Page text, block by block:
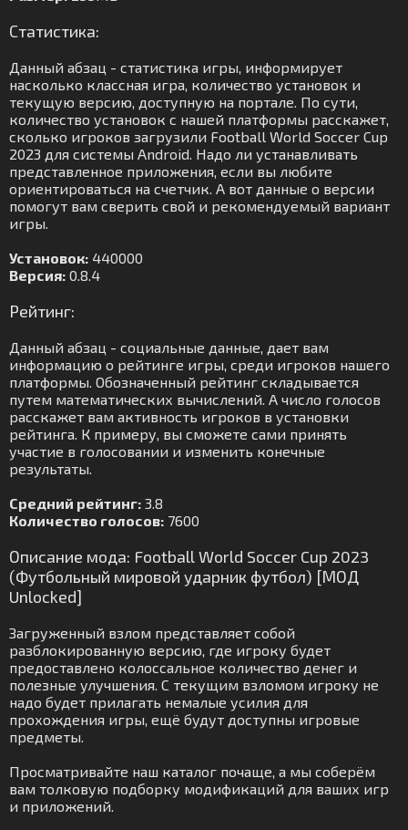
Статистика:
Данный абзац - статистика игры, информирует
насколько классная игра, количество установок и
текущую версию, доступную на портале. По сути,
количество установок с нашей платформы расскажет,
сколько игроков загрузили Football World Soccer Cup
2023 для системы Android. Надо ли устанавливать
представленное приложения, если вы любите
ориентироваться на счетчик. А вот данные о версии
помогут вам сверить свой и рекомендуемый вариант
игры.
Установок: 440000
Версия: 0.8.4
Рейтинг:
Данный абзац - социальные данные, дает вам
информацию о рейтинге игры, среди игроков нашего
платформы. Обозначенный рейтинг складывается
путем математических вычислений. А число голосов
расскажет вам активность игроков в установки
рейтинга. К примеру, вы сможете сами принять
участие в голосовании и изменить конечные
результаты.
Средний рейтинг: 3.8
Количество голосов: 7600
Описание мода: Football World Soccer Cup 2023
(Футбольный мировой ударник футбол) [МОД
Unlocked]
Загруженный взлом представляет собой
разблокированную версию, где игроку будет
предоставлено колоссальное количество денег и
полезные улучшения. С текущим взломом игроку не
надо будет прилагать немалые усилия для
прохождения игры, ещё будут доступны игровые
предметы.
Просматривайте наш каталог почаще, а мы соберём
вам толковую подборку модификаций для ваших игр
и приложений.